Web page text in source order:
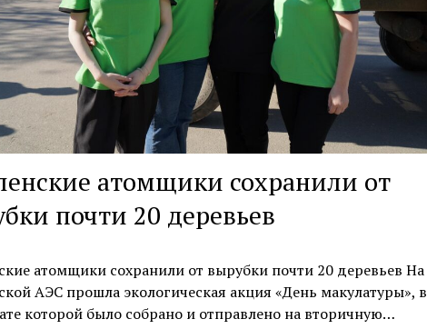
атомщики сохранили от
почти 20 деревьев
атомщики сохранили от вырубки почти 20 деревьев На
АЭС прошла экологическая акция «День макулатуры», в
которой было собрано и отправлено на вторичную…